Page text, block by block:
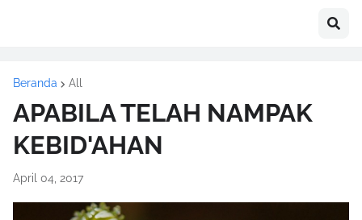
Beranda All
APABILA TELAH NAMPAK
KEBID'AHAN
April 04, 2017